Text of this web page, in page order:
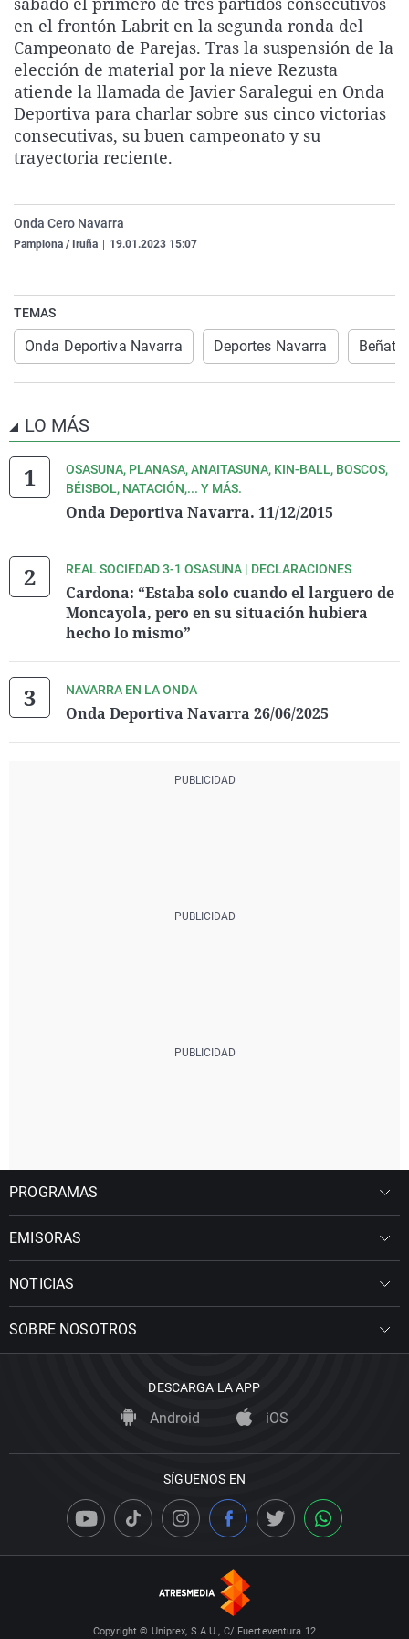
La rosa de los vientos
Gente viajera
Como el perro y el
Caso
Retornados
Equipo de
Operación Viuda
Extremadura
Galicia
La Rioja
Navarra
País Vasco
Virales
Televisión
Elecciones
en el frontón Labrit en la segunda ronda del
Campeonato de Parejas. Tras la suspensión de la
elección de material por la nieve Rezusta
atiende la llamada de Javier Saralegui en Onda
Deportiva para charlar sobre sus cinco victorias
consecutivas, su buen campeonato y su
trayectoria reciente.
Onda Cero Navarra
Pamplona / Iruña 19.01.2023 15:07
TEMAS
Onda Deportiva Navarra Deportes Navarra Beñat
LO MÁS
OSASUNA, PLANASA, ANAITASUNA, KIN-BALL, BOSCOS,
BÉISBOL, NATACIÓN,... Y MÁS.
Onda Deportiva Navarra. 11/12/2015
REAL SOCIEDAD 3-1 OSASUNA | DECLARACIONES
Cardona: “Estaba solo cuando el larguero de
Moncayola, pero en su situación hubiera
hecho lo mismo”
NAVARRA EN LA ONDA
Onda Deportiva Navarra 26/06/2025
PROGRAMAS
EMISORAS
NOTICIAS
SOBRE NOSOTROS
DESCARGA LA APP
Android iOS
SÍGUENOS EN
Copyright © Uniprex, S.A.U., C/ Fuerteventura 12